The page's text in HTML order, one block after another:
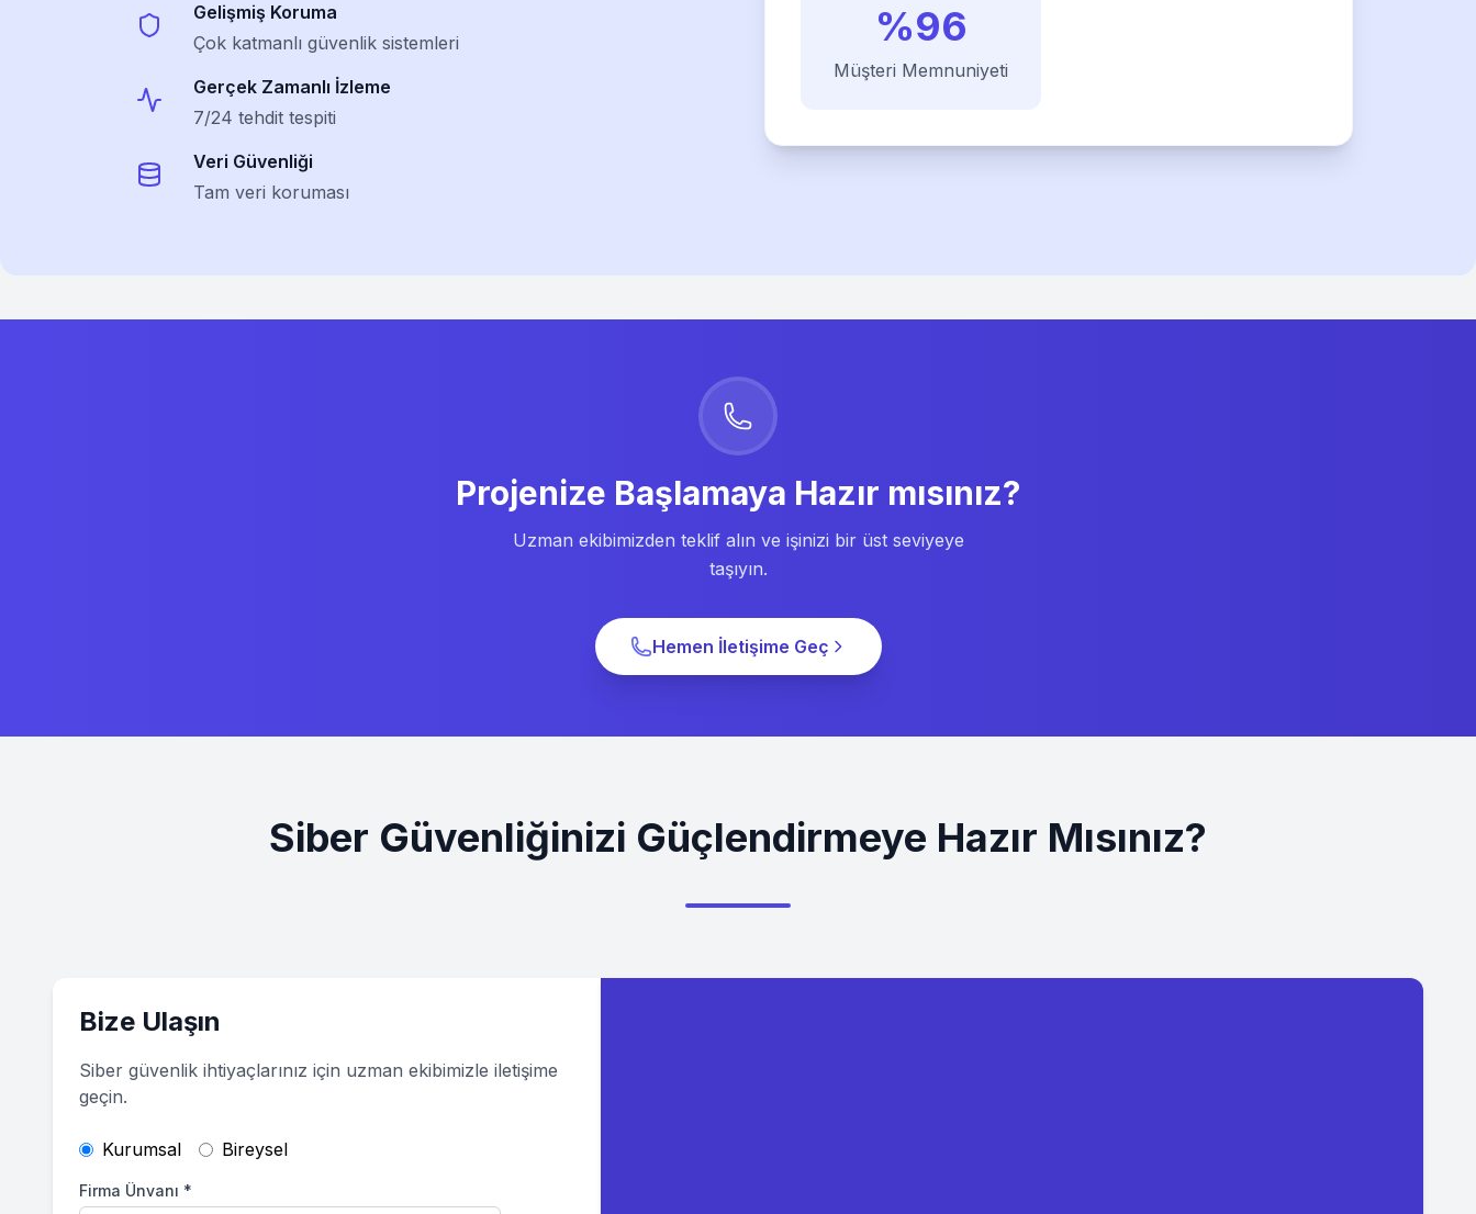
Gelişmiş Koruma
Çok katmanlı güvenlik sistemleri
Gerçek Zamanlı İzleme
7/24 tehdit tespiti
Veri Güvenliği
Tam veri koruması
%96
Müşteri Memnuniyeti
Projenize Başlamaya Hazır mısınız?
Uzman ekibimizden teklif alın ve işinizi bir üst seviyeye
taşıyın.
Hemen İletişime Geç
Siber Güvenliğinizi Güçlendirmeye Hazır Mısınız?
Bize Ulaşın
Siber güvenlik ihtiyaçlarınız için uzman ekibimizle iletişime
geçin.
Kurumsal Bireysel
Firma Ünvanı *